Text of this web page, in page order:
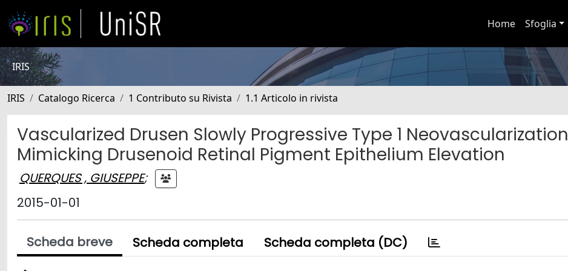
Home Sfoglia
IRIS
IRIS Catalogo Ricerca 1 Contributo su Rivista 1.1 Articolo in rivista
Vascularized Drusen Slowly Progressive Type 1 Neovascularization
Mimicking Drusenoid Retinal Pigment Epithelium Elevation
QUERQUES , GIUSEPPE;
2015-01-01
Scheda breve Scheda completa Scheda completa (DC)